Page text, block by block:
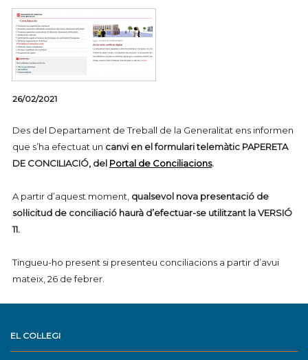
26/02/2021
Des del Departament de Treball de la Generalitat ens informen
que s’ha efectuat un canvi en el formulari telemàtic PAPERETA
DE CONCILIACIÓ, del Portal de Conciliacions.
A partir d’aquest moment, qualsevol nova presentació de
sol·licitud de conciliació haurà d’efectuar-se utilitzant la VERSIÓ
11.
Tingueu-ho present si presenteu conciliacions a partir d’avui
mateix, 26 de febrer.
EL COL·LEGI